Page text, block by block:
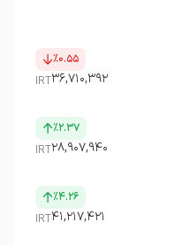
٪۰.۵۵
۳۶,۷۱۰,۳۹۲IRT
٪۲.۳۷
۲۸,۹۰۷,۹۴۰IRT
٪۴.۲۶
۴۱,۲۱۷,۴۲۱IRT